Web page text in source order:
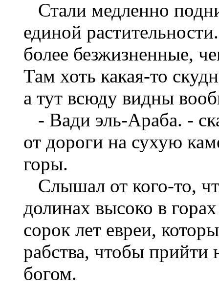
Стали медленно
единой
более безжизненные,
Там хоть какая-то
а тут всюду видны
- Вади эль-Араба. -
от дороги на сухую
горы.
Слышал от кого-то,
долинах высоко в
сорок лет евреи,
рабства, чтобы
богом.